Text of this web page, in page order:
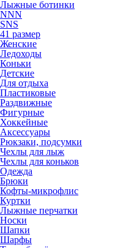
Лыжные ботинки
NNN
SNS
41 размер
Женские
Ледоходы
Коньки
Детские
Для отдыха
Пластиковые
Раздвижные
Фигурные
Хоккейные
Аксессуары
Рюкзаки, подсумки
Чехлы для лыж
Чехлы для коньков
Одежда
Брюки
Кофты-микрофлис
Куртки
Лыжные перчатки
Носки
Шапки
Шарфы